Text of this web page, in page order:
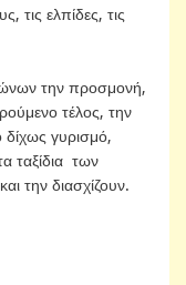
τις ελπίδες, τις
την προσμονή,
τέλος, την
δίχως γυρισμό,
ταξίδια των
την διασχίζουν.